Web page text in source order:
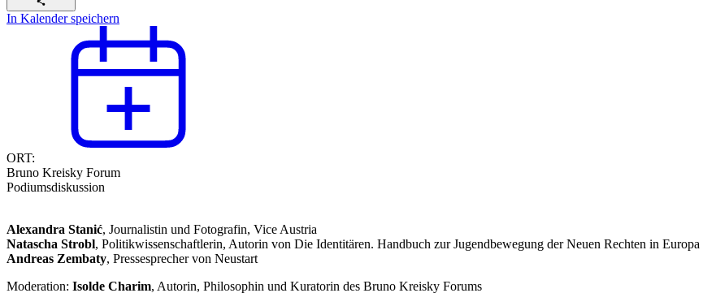
In Kalender speichern
ORT:
Bruno Kreisky Forum
Podiumsdiskussion
Alexandra Stanić, Journalistin und Fotografin, Vice Austria
Natascha Strobl, Politikwissenschaftlerin, Autorin von Die Identitären. Handbuch zur Jugendbewegung der Neuen Rechten in Europa
Andreas Zembaty, Pressesprecher von Neustart
Moderation: Isolde Charim, Autorin, Philosophin und Kuratorin des Bruno Kreisky Forums